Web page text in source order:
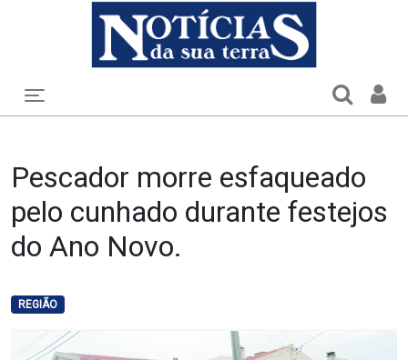
Toggle navigation
Pescador morre esfaqueado
pelo cunhado durante festejos
do Ano Novo.
REGIÃO